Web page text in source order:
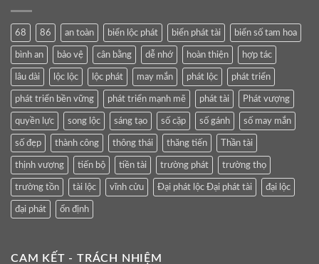
68 86 an toàn biển lộc phát biển phát tài biển số tam hoa
bình an bảo vệ cân bằng dễ nhớ hoàn thiện hợp tác
lâu dài lộc lộc lộc phát may mắn phát lộc phát triển
phát triển bền vững phát triển mạnh mẽ phát tài Phát vượng
quyền lực song lộc sáng tạo số cặp số gánh số may mắn
số đẹp thành công thông thái thăng tiến Thần tài
thịnh vượng tiến bộ tiền tài trường phát trường thọ
trường tồn tài lộc vĩnh cửu Đại phát lộc Đại phát tài đại lộc
đại phát ổn định
CAM KẾT - TRÁCH NHIỆM